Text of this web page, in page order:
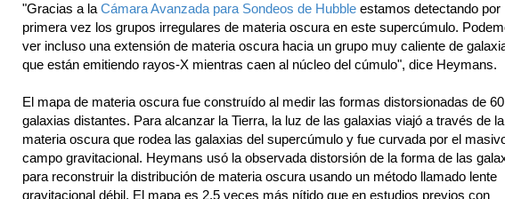
"Gracias a la Cámara Avanzada para Sondeos de Hubble estamos detectando por
primera vez los grupos irregulares de materia oscura en este supercúmulo.
ver incluso una extensión de materia oscura hacia un grupo muy caliente de
que están emitiendo rayos-X mientras caen al núcleo del cúmulo", dice Heymans.
El mapa de materia oscura fue construído al medir las formas distorsionadas de
galaxias distantes. Para alcanzar la Tierra, la luz de las galaxias viajó a través de la
materia oscura que rodea las galaxias del supercúmulo y fue curvada por el
campo gravitacional. Heymans usó la observada distorsión de la forma de las
para reconstruir la distribución de materia oscura usando un método llamado lente
gravitacional débil. El mapa es 2.5 veces más nítido que en estudios previos con